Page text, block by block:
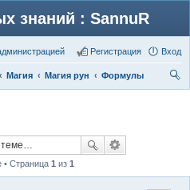
знаний : SannuR
Вход
Регистрация
Магия Магия рун
Формулы
• Страница 1 из 1